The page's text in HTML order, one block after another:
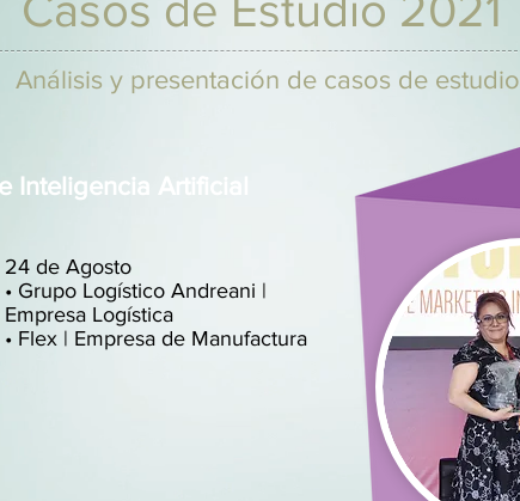
Análisis y presentación de casos de estudio
Inteligencia Artificial
24 de Agosto
• Grupo Logístico Andreani |
Empresa Logística
• Flex | Empresa de Manufactura